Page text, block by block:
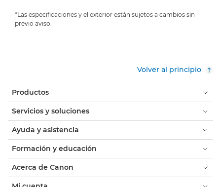
*Las especificaciones y el exterior están sujetos a cambios sin
previo aviso.
Volver al principio
Productos
Servicios y soluciones
Ayuda y asistencia
Formación y educación
Acerca de Canon